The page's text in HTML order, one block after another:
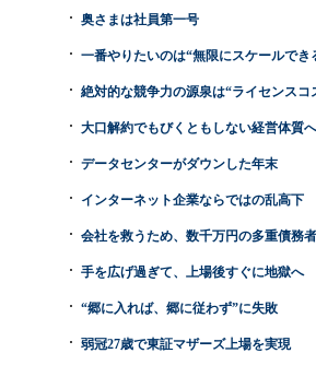
奥さまは社員第一号
一番やりたいのは“無限にスケールでき
絶対的な競争力の源泉は“ライセンスコ
大口解約でもびくともしない経営体質へ
データセンターがダウンした年末
インターネット企業ならではの乱高下
会社を救うため、数千万円の多重債務
手を広げ過ぎて、上場後すぐに地獄へ
“郷に入れば、郷に従わず”に失敗
弱冠27歳で東証マザーズ上場を実現